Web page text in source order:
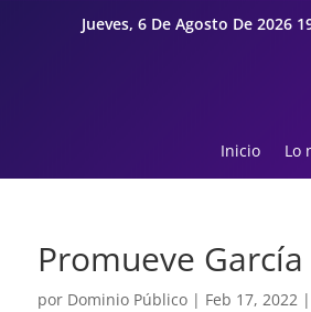
Jueves, 6 De Agosto De 2026
Inicio Lo
Promueve
por Dominio Público| Feb 17, 2022|